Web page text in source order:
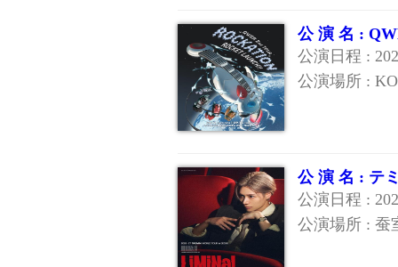
公 演 名 :
公演日程 :
公演場所 :
公 演 名 : テ
公演日程 :
公演場所 : 蚕